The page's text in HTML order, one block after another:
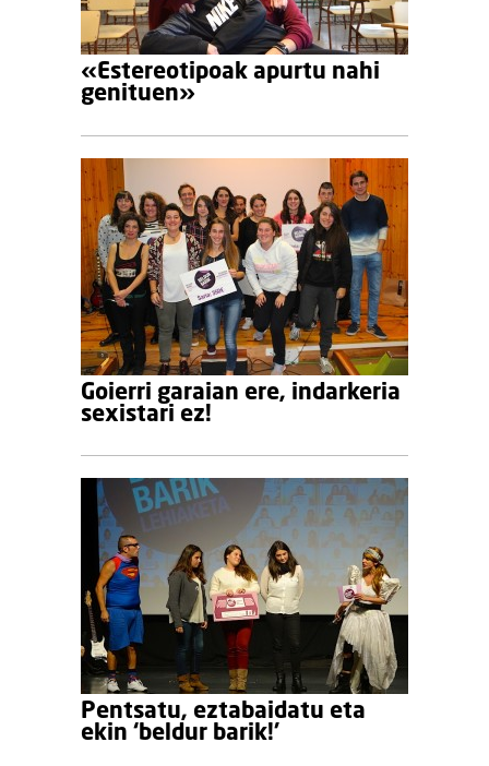
«Estereotipoak apurtu nahi
genituen»
Goierri garaian ere, indarkeria
sexistari ez!
Pentsatu, eztabaidatu eta
ekin ‘beldur barik!’